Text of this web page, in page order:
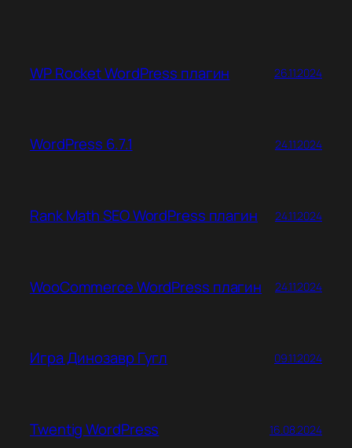
WP Rocket WordPress плагин 26.11.2024
WordPress 6.7.1 24.11.2024
Rank Math SEO WordPress плагин 24.11.2024
WooCommerce WordPress плагин 24.11.2024
Игра Динозавр Гугл 09.11.2024
Twentig WordPress 16.08.2024